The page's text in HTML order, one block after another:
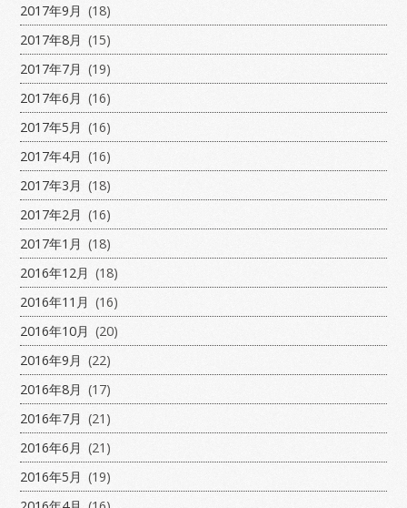
2017年9月 (18)
2017年8月 (15)
2017年7月 (19)
2017年6月 (16)
2017年5月 (16)
2017年4月 (16)
2017年3月 (18)
2017年2月 (16)
2017年1月 (18)
2016年12月 (18)
2016年11月 (16)
2016年10月 (20)
2016年9月 (22)
2016年8月 (17)
2016年7月 (21)
2016年6月 (21)
2016年5月 (19)